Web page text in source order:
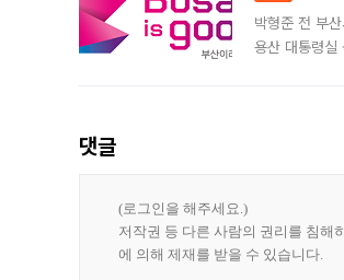
박형준 전 부
용산 대통령실
댓글